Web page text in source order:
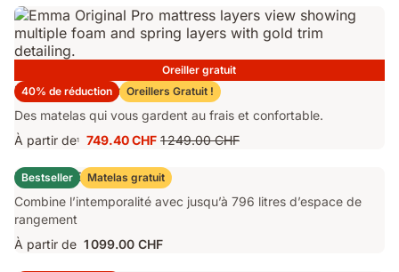
2 199.00 CHF
Oreiller gratuit
40% de réduction
Oreillers Gratuit !
Matelas Emma Original Pro
Des matelas qui vous gardent au frais et confortable.
À partir de1
Prix
749.40 CHF
749.40 CHF Prix
d'origine
1 249.00 CHF
1 249.00 CHF
Bestseller Matelas gratuit
Lit Coffre Emma Original
Combine l’intemporalité avec jusqu’à 796 litres d’espace de
rangement
À partir de 1 099.00 CHF